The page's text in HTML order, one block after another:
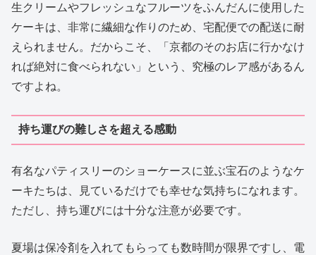
生クリームやフレッシュなフルーツをふんだんに使用した
ケーキは、非常に繊細な作りのため、宅配便での配送に耐
えられません。だからこそ、「京都のそのお店に行かなけ
れば絶対に食べられない」という、究極のレア感があるん
ですよね。
持ち運びの難しさを超える感動
有名なパティスリーのショーケースに並ぶ宝石のようなケ
ーキたちは、見ているだけでも幸せな気持ちになれます。
ただし、持ち運びには十分な注意が必要です。
夏場は保冷剤を入れてもらっても数時間が限界ですし、電